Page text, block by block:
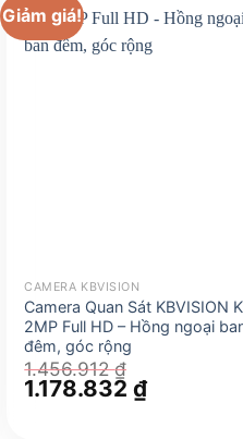
Giảm giá!
CAMERA KBVISION
Camera Quan Sát KBVISION
2MP Full HD – Hồng ngoại
đêm, góc rộng
1.456.912₫
Giá
gốc
1.178.832₫Giá